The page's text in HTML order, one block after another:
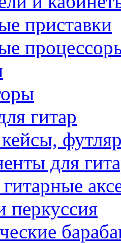
приставки
гитар
для
перкуссия